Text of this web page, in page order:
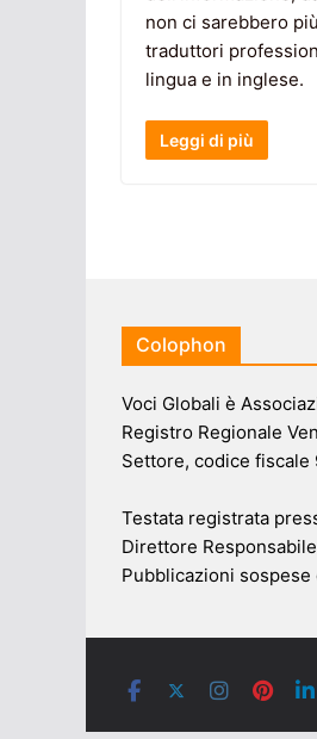
non ci sarebbero
traduttori
lingua e in inglese.
Leggi di più
Colophon
Voci Globali è
Registro Regionale
Settore, codice fiscale
Testata registrata
Direttore
Pubblicazioni